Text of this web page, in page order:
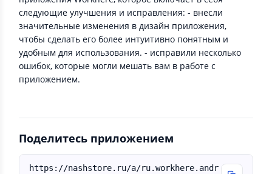
следующие улучшения и исправления: - внесли
значительные изменения в дизайн приложения,
чтобы сделать его более интуитивно понятным и
удобным для использования. - исправили несколько
ошибок, которые могли мешать вам в работе с
приложением.
Поделитесь приложением
https://nashstore.ru/a/ru.workhere.andr